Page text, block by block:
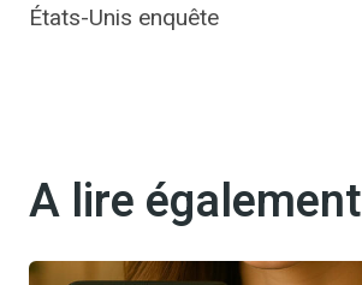
États-Unis enquête
A lire également